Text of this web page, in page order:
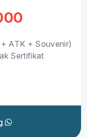
ATK + Souvenir)
Sertifikat